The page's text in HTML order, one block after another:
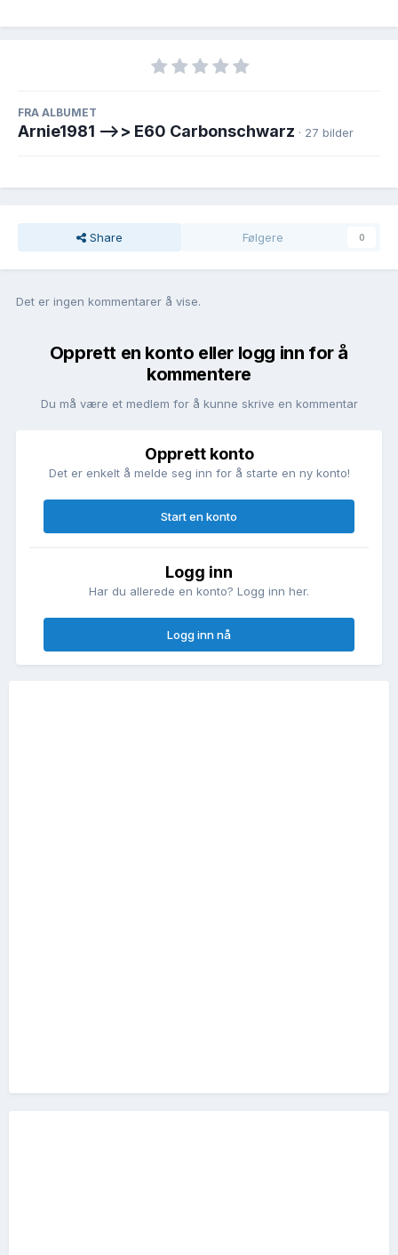
FRA ALBUMET
Arnie1981 -->> E60 Carbonschwarz · 27 bilder
Share Følgere 0
Det er ingen kommentarer å vise.
Opprett en konto eller logg inn for å
kommentere
Du må være et medlem for å kunne skrive en kommentar
Opprett konto
Det er enkelt å melde seg inn for å starte en ny konto!
Start en konto
Logg inn
Har du allerede en konto? Logg inn her.
Logg inn nå